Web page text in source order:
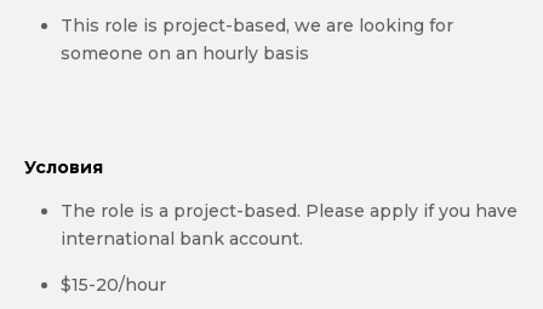
This role is project-based, we are looking for
someone on an hourly basis
Условия
The role is a project-based. Please apply if you have
international bank account.
$15-20/hour